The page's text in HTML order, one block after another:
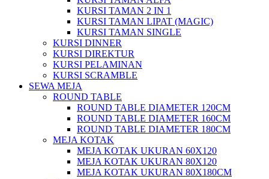
KURSI TAMAN 2 IN 1
KURSI TAMAN LIPAT (MAGIC)
KURSI TAMAN SINGLE
KURSI DINNER
KURSI DIREKTUR
KURSI PELAMINAN
KURSI SCRAMBLE
SEWA MEJA
ROUND TABLE
ROUND TABLE DIAMETER 120CM
ROUND TABLE DIAMETER 160CM
ROUND TABLE DIAMETER 180CM
MEJA KOTAK
MEJA KOTAK UKURAN 60X120
MEJA KOTAK UKURAN 80X120
MEJA KOTAK UKURAN 80X180CM